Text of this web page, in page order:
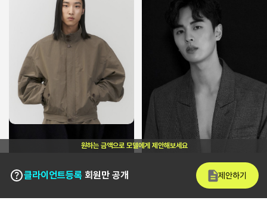
원하는 금액으로 모델에게 제안해보세요
클라이언트등록 회원만 공개 제안하기